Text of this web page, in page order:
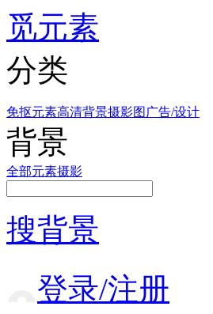
觅元素
分类
免抠元素高清背景摄影图 广告/设计
背景
全部元素摄影
搜背景
登录/注册